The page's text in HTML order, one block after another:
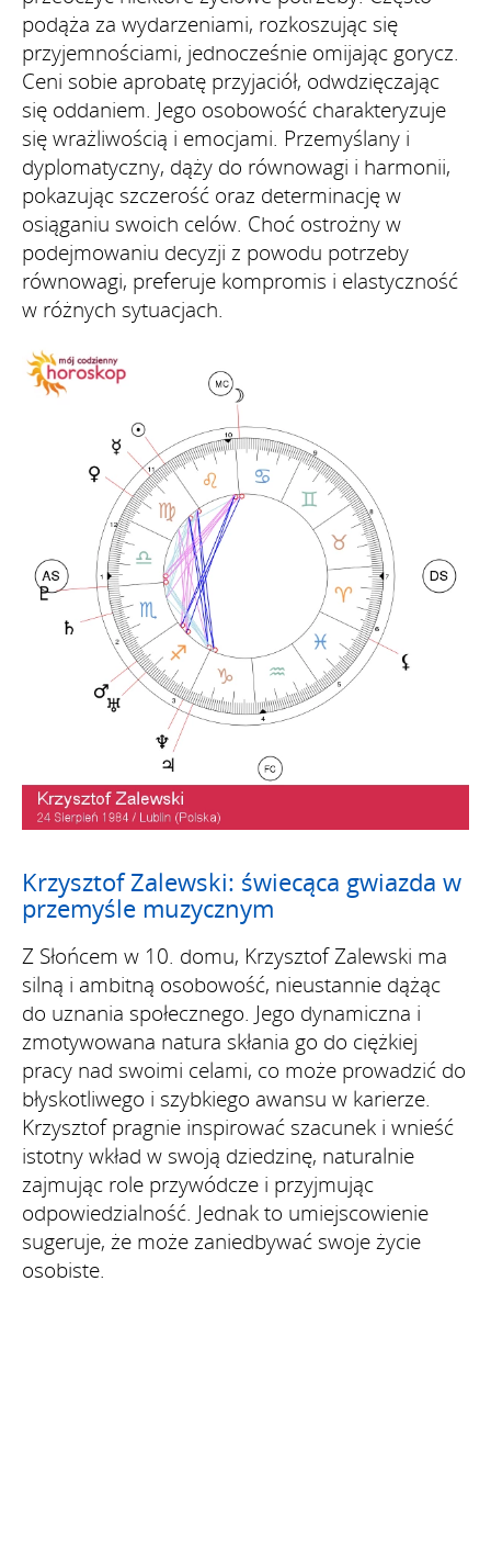
podąża za wydarzeniami, rozkoszując się
przyjemnościami, jednocześnie omijając gorycz.
Ceni sobie aprobatę przyjaciół, odwdzięczając
się oddaniem. Jego osobowość charakteryzuje
się wrażliwością i emocjami. Przemyślany i
dyplomatyczny, dąży do równowagi i harmonii,
pokazując szczerość oraz determinację w
osiąganiu swoich celów. Choć ostrożny w
podejmowaniu decyzji z powodu potrzeby
równowagi, preferuje kompromis i elastyczność
w różnych sytuacjach.
Krzysztof Zalewski: świecąca gwiazda w
przemyśle muzycznym
Z Słońcem w 10. domu, Krzysztof Zalewski ma
silną i ambitną osobowość, nieustannie dążąc
do uznania społecznego. Jego dynamiczna i
zmotywowana natura skłania go do ciężkiej
pracy nad swoimi celami, co może prowadzić do
błyskotliwego i szybkiego awansu w karierze.
Krzysztof pragnie inspirować szacunek i wnieść
istotny wkład w swoją dziedzinę, naturalnie
zajmując role przywódcze i przyjmując
odpowiedzialność. Jednak to umiejscowienie
sugeruje, że może zaniedbywać swoje życie
osobiste.